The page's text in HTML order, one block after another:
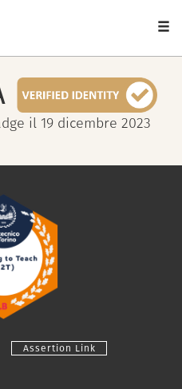
il 19 dicembre 2023
Assertion Link